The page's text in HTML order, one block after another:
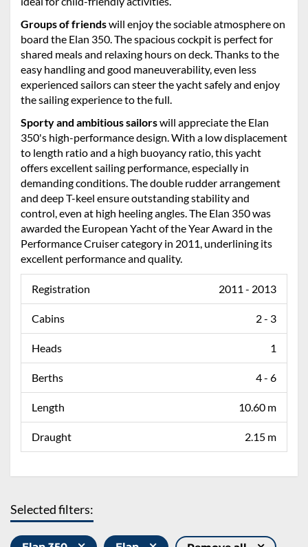
Groups of friendswill enjoy the sociable atmosphere on
board the Elan 350. The spacious cockpit is perfect for
shared meals and relaxing hours on deck. Thanks to the
easy handling and good maneuverability, even less
experienced sailors can steer the yacht safely and enjoy
the sailing experience to the full.
Sporty and ambitious sailorswill appreciate the Elan
350's high-performance design. With a low displacement
to length ratio and a high buoyancy ratio, this yacht
offers excellent sailing performance, especially in
demanding conditions. The double rudder arrangement
and deep T-keel ensure outstanding stability and
control, even at high heeling angles. The Elan 350 was
awarded the European Yacht of the Year Award in the
Performance Cruiser category in 2011, underlining its
excellent performance and quality.
Registration 2011 - 2013
Cabins 2 - 3
Heads 1
Berths 4 - 6
Length 10.60 m
Draught 2.15 m
Selected filters: